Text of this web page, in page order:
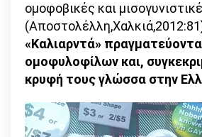
ομοφοβικές και
«Καλιαρντά»
ομοφυλοφίλων και,
κρυφή τους γλώσσα στην